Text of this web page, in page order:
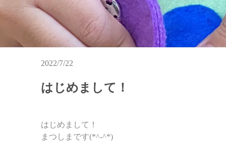
2022/7/22
はじめまして！
はじめまして！
まつしまです(*^-^*)